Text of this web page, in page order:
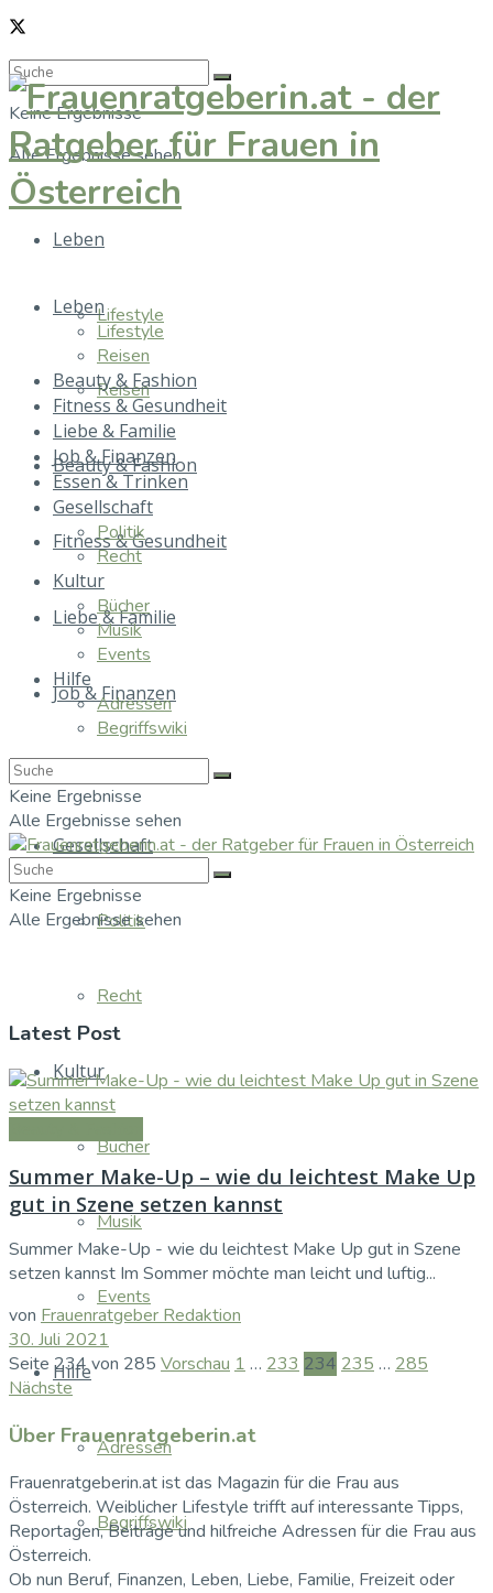
Keine Ergebnisse
Alle Ergebnisse sehen
Leben
Lifestyle
Reisen
Beauty & Fashion
Fitness & Gesundheit
Liebe & Familie
Job & Finanzen
Gesellschaft
Politik
Recht
Kultur
Bücher
Musik
Events
Hilfe
Adressen
Begriffswiki
Leben
Lifestyle
Reisen
Beauty & Fashion
Fitness & Gesundheit
Liebe & Familie
Job & Finanzen
Essen & Trinken
Gesellschaft
Politik
Recht
Kultur
Bücher
Musik
Events
Hilfe
Adressen
Begriffswiki
Keine Ergebnisse
Alle Ergebnisse sehen
Keine Ergebnisse
Alle Ergebnisse sehen
Latest Post
Summer Make-Up – wie du leichtest Make Up
gut in Szene setzen kannst
Summer Make-Up - wie du leichtest Make Up gut in Szene
setzen kannst Im Sommer möchte man leicht und luftig...
von Frauenratgeber Redaktion
30. Juli 2021
Seite 234 von 285 Vorschau 1 … 233 234 235 … 285
Nächste
Über Frauenratgeberin.at
Frauenratgeberin.at ist das Magazin für die Frau aus
Österreich. Weiblicher Lifestyle trifft auf interessante Tipps,
Reportagen, Beiträge und hilfreiche Adressen für die Frau aus
Österreich.
Ob nun Beruf, Finanzen, Leben, Liebe, Familie, Freizeit oder